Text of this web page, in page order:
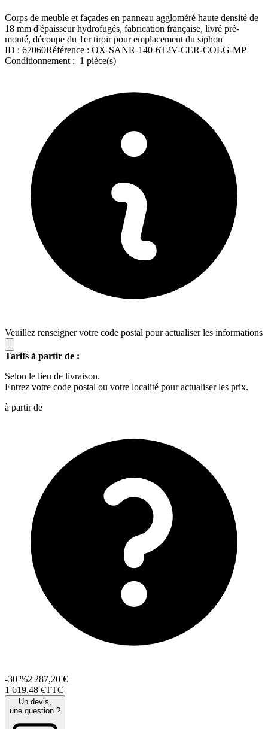
Corps de meuble et façades en panneau aggloméré haute densité de
18 mm d'épaisseur hydrofugés, fabrication française, livré pré-
monté, découpe du 1er tiroir pour emplacement du siphon
ID : 67060Référence : OX-SANR-140-6T2V-CER-COLG-MP
Conditionnement : 1 pièce(s)
Veuillez renseigner votre code postal pour actualiser les informations
Tarifs à partir de :
Selon le lieu de livraison.
Entrez votre code postal ou votre localité pour actualiser les prix.
à partir de
-30 %2 287,20 €
1 619,48 €TTC
Un devis,
une question ?